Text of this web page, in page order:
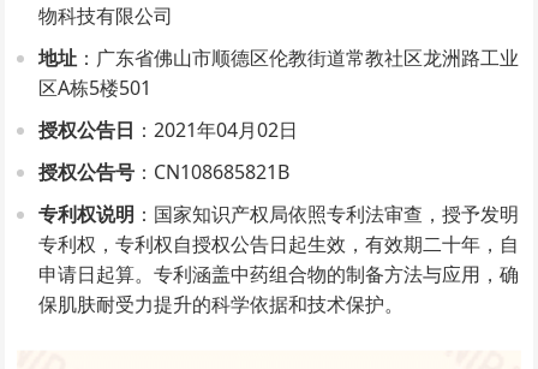
物科技有限公司
地址 ：广东省佛山市顺德区伦教街道常教社区龙洲路工业
区A栋5楼501
授权公告日 ：2021年04月02日
授权公告号 ：CN108685821B
专利权说明 ：国家知识产权局依照专利法审查，授予发明
专利权，专利权自授权公告日起生效，有效期二十年，自
申请日起算。专利涵盖中药组合物的制备方法与应用，确
保肌肤耐受力提升的科学依据和技术保护。